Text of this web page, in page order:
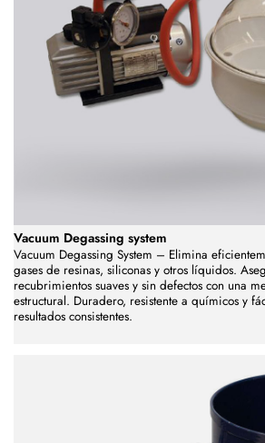
Vacuum Degassing system
Vacuum Degassing System – Elimina
gases de resinas, siliconas y otros líquidos.
recubrimientos suaves y sin defectos con una
estructural. Duradero, resistente a químicos y
resultados consistentes.